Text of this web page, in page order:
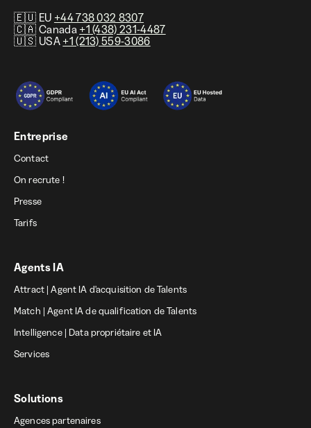
🇪🇺 EU +44 738 032 8307
🇨🇦 Canada +1 (438) 231-4487
🇺🇸 USA +1 (213) 559-3086
Entreprise
Contact
On recrute !
Presse
Tarifs
Agents IA
Attract | Agent IA d'acquisition de Talents
Match | Agent IA de qualification de Talents
Intelligence | Data propriétaire et IA
Services
Solutions
Agences partenaires